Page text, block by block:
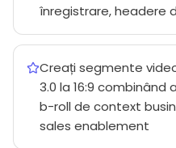
înregistrare, headere
Creați segmente
3.0 la 16:9 combinând
b-roll de context
sales enablement